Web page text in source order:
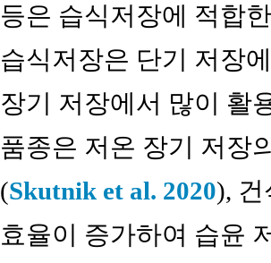
등은 습식저장에 적합
습식저장은 단기 저장
장기 저장에서 많이 활
품종은 저온 장기 저장
(Skutnik et al. 2020),
효율이 증가하여 습윤